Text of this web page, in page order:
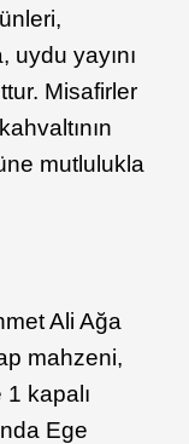
yayını
Misafirler
mutlulukla
Ali Ağa
mahzeni,
kapalı
Ege